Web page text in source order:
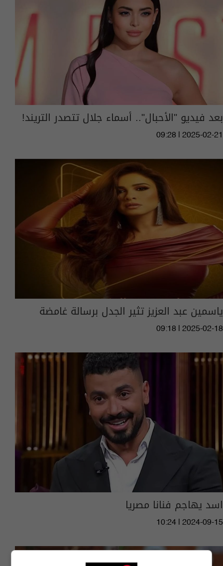
بعد فيديو "الأحبال".. أسماء جلال تتصدر التريند!
09:28 | 2025-02-21
ياسمين عبد العزيز تثير الجدل برسالة غامضة
09:18 | 2025-02-18
اسد يهاجم فنانا مصريا
10:24 | 2024-09-15